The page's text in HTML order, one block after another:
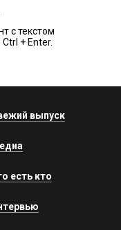
с текстом
+ Enter.
выпуск
есть кто